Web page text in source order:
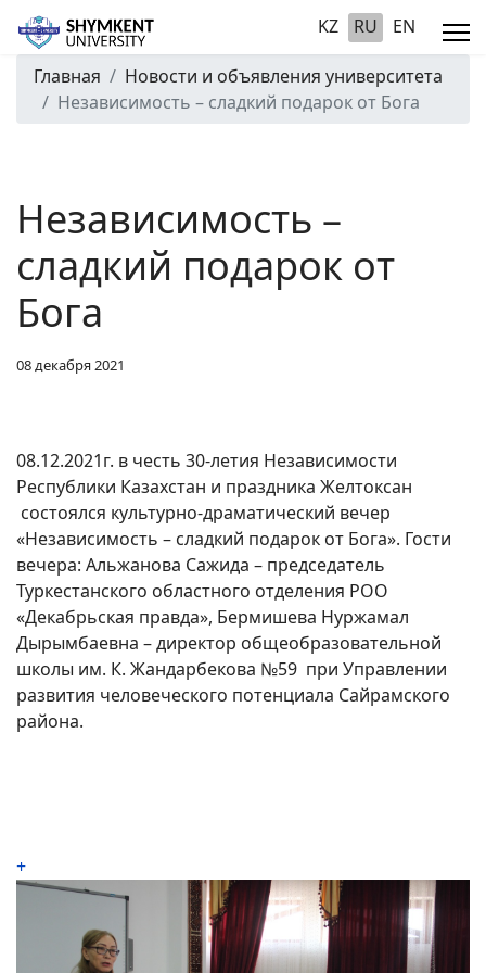
KZ RU EN
Главная
Новости и объявления университета
Независимость – сладкий подарок от Бога
Независимость –
сладкий подарок от
Бога
08 декабря 2021
08.12.2021г. в честь 30-летия Независимости
Республики Казахстан и праздника Желтоксан
состоялся культурно-драматический вечер
«Независимость – сладкий подарок от Бога». Гости
вечера: Альжанова Сажида – председатель
Туркестанского областного отделения РОО
«Декабрьская правда», Бермишева Нуржамал
Дырымбаевна – директор общеобразовательной
школы им. К. Жандарбекова №59 при Управлении
развития человеческого потенциала Сайрамского
района.
+